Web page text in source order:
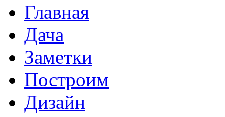
Главная
Дача
Заметки
Построим
Дизайн